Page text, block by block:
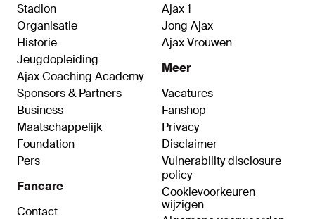
Stadion
Organisatie
Historie
Jeugdopleiding
Ajax Coaching Academy
Sponsors & Partners
Business
Maatschappelijk
Foundation
Pers
Fancare
Contact
Ajax 1
Jong Ajax
Ajax Vrouwen
Meer
Vacatures
Fanshop
Privacy
Disclaimer
Vulnerability disclosure
policy
Cookievoorkeuren
wijzigen